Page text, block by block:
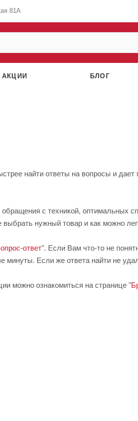
81А
АКЦИИ БЛОГ
найти ответы на вопросы и
с техникой, оптимальных
нужный товар и как можно
ответ". Если Вам что-то не
минуты. Если же ответа найти не
можно ознакомиться на странице "